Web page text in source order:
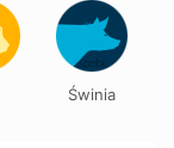
Świnia